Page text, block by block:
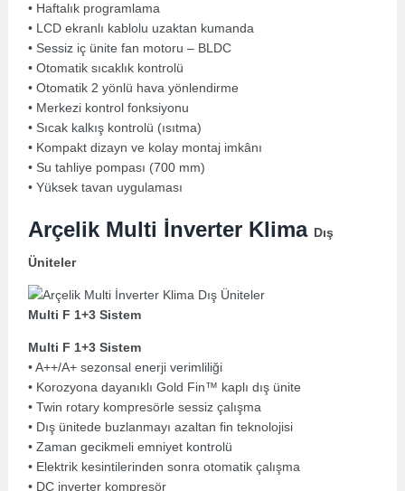
• Haftalık programlama
• LCD ekranlı kablolu uzaktan kumanda
• Sessiz iç ünite fan motoru – BLDC
• Otomatik sıcaklık kontrolü
• Otomatik 2 yönlü hava yönlendirme
• Merkezi kontrol fonksiyonu
• Sıcak kalkış kontrolü (ısıtma)
• Kompakt dizayn ve kolay montaj imkânı
• Su tahliye pompası (700 mm)
• Yüksek tavan uygulaması
Arçelik Multi İnverter Klima Dış
Üniteler
Multi F 1+3 Sistem
Multi F 1+3 Sistem
• A++/A+ sezonsal enerji verimliliği
• Korozyona dayanıklı Gold Fin™ kaplı dış ünite
• Twin rotary kompresörle sessiz çalışma
• Dış ünitede buzlanmayı azaltan fin teknolojisi
• Zaman gecikmeli emniyet kontrolü
• Elektrik kesintilerinden sonra otomatik çalışma
• DC inverter kompresör